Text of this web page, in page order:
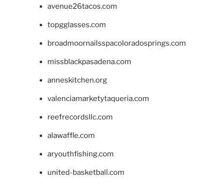
avenue26tacos.com
topgglasses.com
broadmoornailsspacoloradosprings.com
missblackpasadena.com
anneskitchen.org
valenciamarketytaqueria.com
reefrecordsllc.com
alawaffle.com
aryouthfishing.com
united-basketball.com